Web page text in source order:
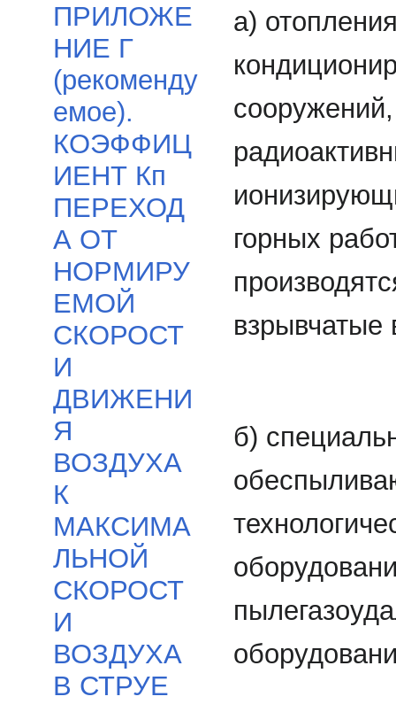
ПРИЛОЖЕ
НИЕ Г
(рекоменду
емое).
КОЭФФИЦ
ИЕНТ Кп
ПЕРЕХОД
А ОТ
НОРМИРУ
ЕМОЙ
СКОРОСТ
И
ДВИЖЕНИ
Я
ВОЗДУХА
К
МАКСИМА
ЛЬНОЙ
СКОРОСТ
И
ВОЗДУХА
В СТРУЕ
а)
горных
взрывчатые
б)